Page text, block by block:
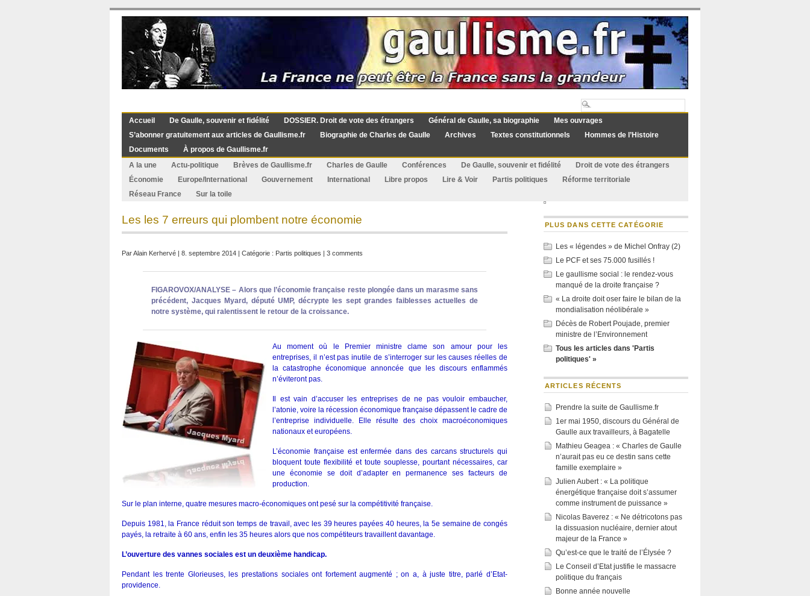
Accueil De Gaulle, souvenir et fidélité DOSSIER. Droit de vote des étrangers Général de Gaulle, sa biographie
Mes ouvrages
S’abonner gratuitement aux articles de Gaullisme.fr
Biographie de Charles de Gaulle Archives Textes constitutionnels
Hommes de l’Histoire
Documents
À propos de Gaullisme.fr
A la une
Actu-politique Brèves de Gaullisme.fr Charles de Gaulle Conférences De Gaulle, souvenir et fidélité
Droit de vote des étrangers
Économie
Europe/International Gouvernement International Libre propos Lire & Voir Partis politiques
Réforme territoriale
Réseau France
Sur la toile
Les les 7 erreurs qui plombent notre économie
ParAlain Kerhervé | 8. septembre 2014 | Catégorie : Partis politiques | 3 comments
FIGAROVOX/ANALYSE – Alors que l’économie française reste plongée dans un marasme sans
précédent, Jacques Myard, député UMP, décrypte les sept grandes faiblesses actuelles de
notre système, qui ralentissent le retour de la croissance.
Au moment où le Premier ministre clame son amour pour les
entreprises, il n’est pas inutile de s’interroger sur les causes réelles de
la catastrophe économique annoncée que les discours enflammés
n’éviteront pas.
Il est vain d’accuser les entreprises de ne pas vouloir embaucher,
l’atonie, voire la récession économique française dépassent le cadre de
l’entreprise individuelle. Elle résulte des choix macroéconomiques
nationaux et européens.
L’économie française est enfermée dans des carcans structurels qui
bloquent toute flexibilité et toute souplesse, pourtant nécessaires, car
une économie se doit d’adapter en permanence ses facteurs de
production.
Sur le plan interne, quatre mesures macro-économiques ont pesé sur la compétitivité française.
Depuis 1981, la France réduit son temps de travail, avec les 39 heures payées 40 heures, la 5e semaine de congés
payés, la retraite à 60 ans, enfin les 35 heures alors que nos compétiteurs travaillent davantage.
L’ouverture des vannes sociales est un deuxième handicap.
Pendant les trente Glorieuses, les prestations sociales ont fortement augmenté ; on a, à juste titre, parlé d’Etat-
providence.
PLUS DANS CETTE CATÉGORIE
Les « légendes » de Michel Onfray (2)
Le PCF et ses 75.000 fusillés !
Le gaullisme social : le rendez-vous
manqué de la droite française ?
« La droite doit oser faire le bilan de la
mondialisation néolibérale »
Décès de Robert Poujade, premier
ministre de l’Environnement
Tous les articles dans 'Partis
politiques' »
ARTICLES RÉCENTS
Prendre la suite de Gaullisme.fr
1er mai 1950, discours du Général de
Gaulle aux travailleurs, à Bagatelle
Mathieu Geagea : « Charles de Gaulle
n’aurait pas eu ce destin sans cette
famille exemplaire »
Julien Aubert : « La politique
énergétique française doit s’assumer
comme instrument de puissance »
Nicolas Baverez : « Ne détricotons pas
la dissuasion nucléaire, dernier atout
majeur de la France »
Qu’est-ce que le traité de l’Élysée ?
Le Conseil d’Etat justifie le massacre
politique du français
Bonne année nouvelle